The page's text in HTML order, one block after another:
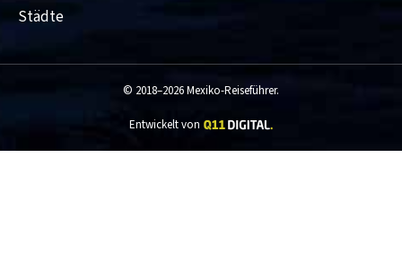
Städte
© 2018–2026 Mexiko-Reiseführer.
Entwickelt von